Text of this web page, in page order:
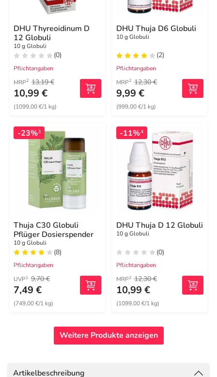
DHU Thyreoidinum D
12 Globuli
10 g Globuli
(0)
Pflichtangaben
MRP2 13,19 €
10,99 €
(1099,00 €/1 kg)
DHU Thuja D6 Globuli
10 g Globuli
(2)
Pflichtangaben
MRP2 12,30 €
9,99 €
(999,00 €/1 kg)
-23%3
Thuja C30 Globuli
Pflüger Dosierspender
10 g Globuli
(8)
Pflichtangaben
UVP1 9,70 €
7,49 €
(749,00 €/1 kg)
-11%4
DHU Thuja D 12 Globuli
10 g Globuli
(0)
Pflichtangaben
MRP2 12,30 €
10,99 €
(1099,00 €/1 kg)
Weitere Produkte anzeigen
Artikelbeschreibung